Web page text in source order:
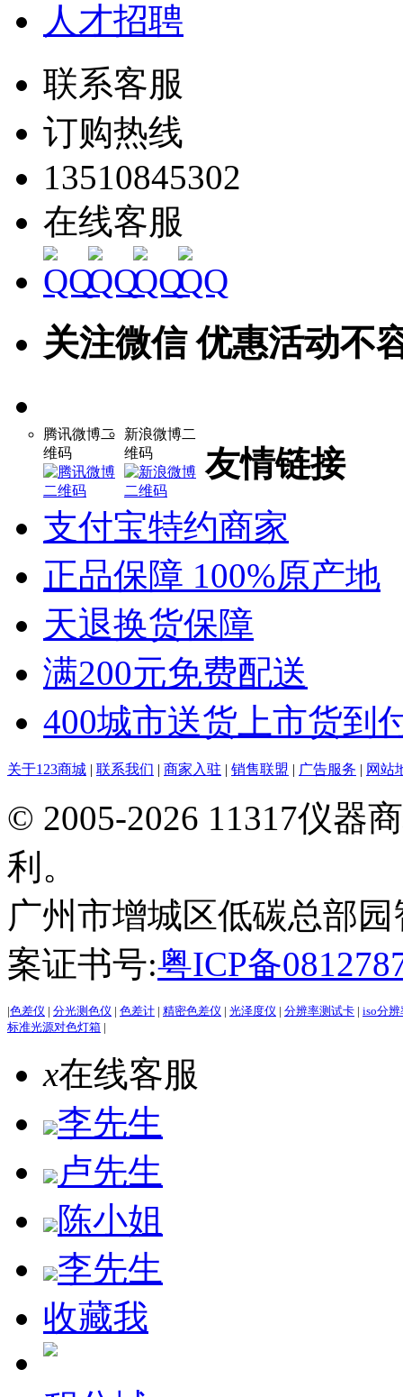
人才招聘
联系客服
订购热线
13510845302
在线客服
关注微信 优惠活动不
腾讯微博二
维码
新浪微博二
维码
友情链接
支付宝特约商家
正品保障 100%原产地
天退换货保障
满200元免费配送
400城市送货上市货到
关于123商城 | 联系我们 | 商家入驻 | 销售联盟 | 广告服务 | 网站
© 2005-2026 11317仪器
利。
广州市增城区低碳总部园智
案证书号:粤ICP备
|色差仪 | 分光测色仪 | 色差计 | 精密色差仪 | 光泽度仪 | 分辨率测试卡 | iso分
标准光源对色灯箱 |
x在线客服
李先生
卢先生
陈小姐
李先生
收藏我